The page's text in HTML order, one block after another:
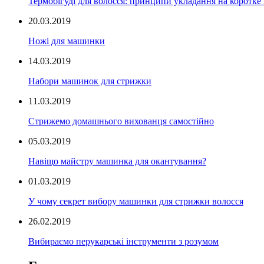
20.03.2019
Ножі для машинки
14.03.2019
Набори машинок для стрижки
11.03.2019
Стрижемо домашнього вихованця самостійно
05.03.2019
Навіщо майстру машинка для окантування?
01.03.2019
У чому секрет вибору машинки для стрижки волосся
26.02.2019
Вибираємо перукарські інструменти з розумом